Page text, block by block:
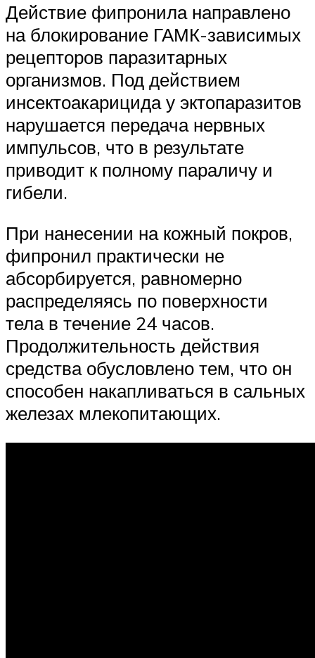
Действие фипронила направлено
на блокирование ГАМК-зависимых
рецепторов паразитарных
организмов. Под действием
инсектоакарицида у эктопаразитов
нарушается передача нервных
импульсов, что в результате
приводит к полному параличу и
гибели.
При нанесении на кожный покров,
фипронил практически не
абсорбируется, равномерно
распределяясь по поверхности
тела в течение 24 часов.
Продолжительность действия
средства обусловлено тем, что он
способен накапливаться в сальных
железах млекопитающих.